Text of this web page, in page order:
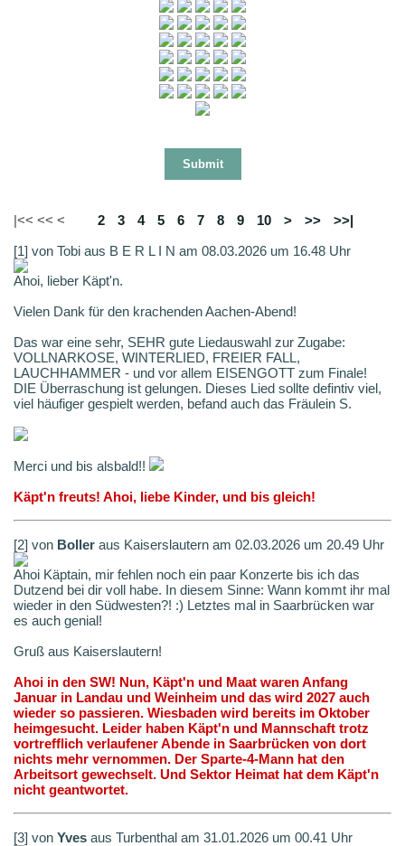
|<< << < 2 3 4 5 6 7 8 9 10 > >>
>>|
[1] von Tobi aus B E R L I N am 08.03.2026 um 16.48 Uhr
Ahoi, lieber Käpt'n.
Vielen Dank für den krachenden Aachen-Abend!
Das war eine sehr, SEHR gute Liedauswahl zur Zugabe:
VOLLNARKOSE, WINTERLIED, FREIER FALL,
LAUCHHAMMER - und vor allem EISENGOTT zum Finale!
DIE Überraschung ist gelungen. Dieses Lied sollte defintiv viel,
viel häufiger gespielt werden, befand auch das Fräulein S.
Merci und bis alsbald!!
Käpt'n freuts! Ahoi, liebe Kinder, und bis gleich!
[2] von Boller aus Kaiserslautern am 02.03.2026 um 20.49 Uhr
Ahoi Käptain, mir fehlen noch ein paar Konzerte bis ich das
Dutzend bei dir voll habe. In diesem Sinne: Wann kommt ihr mal
wieder in den Südwesten?! :) Letztes mal in Saarbrücken war
es auch genial!
Gruß aus Kaiserslautern!
Ahoi in den SW! Nun, Käpt'n und Maat waren Anfang
Januar in Landau und Weinheim und das wird 2027 auch
wieder so passieren. Wiesbaden wird bereits im Oktober
heimgesucht. Leider haben Käpt'n und Mannschaft trotz
vortrefflich verlaufener Abende in Saarbrücken von dort
nichts mehr vernommen. Der Sparte-4-Mann hat den
Arbeitsort gewechselt. Und Sektor Heimat hat dem Käpt'n
nicht geantwortet.
[3] von Yves aus Turbenthal am 31.01.2026 um 00.41 Uhr